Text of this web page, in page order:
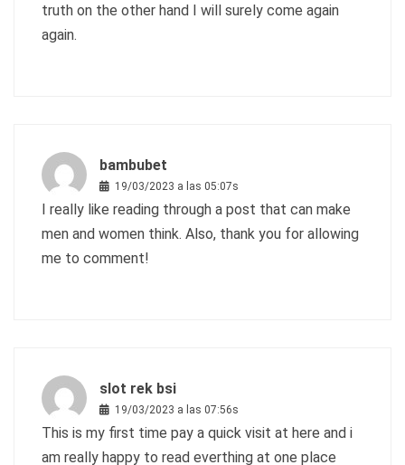
truth on the other hand I will surely come again
again.
bambubet
19/03/2023 a las 05:07s
I really like reading through a post that can make
men and women think. Also, thank you for allowing
me to comment!
slot rek bsi
19/03/2023 a las 07:56s
This is my first time pay a quick visit at here and i
am really happy to read everthing at one place